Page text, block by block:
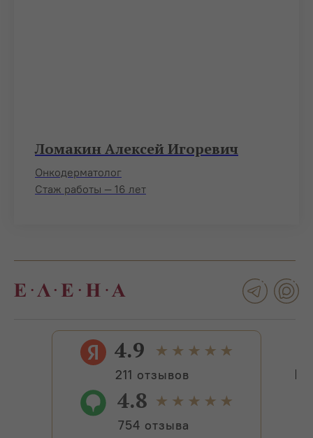
Ломакин Алексей Игоревич
Онкодерматолог
Стаж работы — 16 лет
211 отзывов
4.9
754 отзыва
4.8